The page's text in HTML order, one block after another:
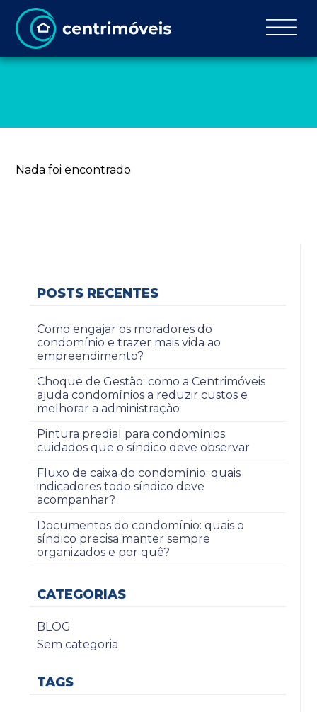
Nada foi encontrado
POSTS RECENTES
Como engajar os moradores do
condomínio e trazer mais vida ao
empreendimento?
Choque de Gestão: como a Centrimóveis
ajuda condomínios a reduzir custos e
melhorar a administração
Pintura predial para condomínios:
cuidados que o síndico deve observar
Fluxo de caixa do condomínio: quais
indicadores todo síndico deve
acompanhar?
Documentos do condomínio: quais o
síndico precisa manter sempre
organizados e por quê?
CATEGORIAS
BLOG
Sem categoria
TAGS